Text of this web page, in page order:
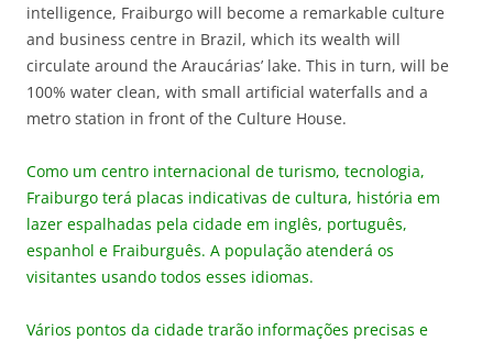
intelligence, Fraiburgo will become a remarkable culture
and business centre in Brazil, which its wealth will
circulate around the Araucárias’ lake. This in turn, will be
100% water clean, with small artificial waterfalls and a
metro station in front of the Culture House.
Como um centro internacional de turismo, tecnologia,
Fraiburgo terá placas indicativas de cultura, história em
lazer espalhadas pela cidade em inglês, português,
espanhol e Fraiburguês. A população atenderá os
visitantes usando todos esses idiomas.
Vários pontos da cidade trarão informações precisas e